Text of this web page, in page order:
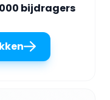
bijdragers